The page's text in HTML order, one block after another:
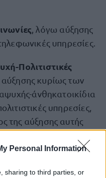
Personal Information
sharing to third parties, or
, λόγω αύξησης
υπηρεσίες.
Πολιτιστικές
αύξησης κυρίως των
άνθηκατοικίδια
υπηρεσίες,
της αύξησης αυτής
ήχου και